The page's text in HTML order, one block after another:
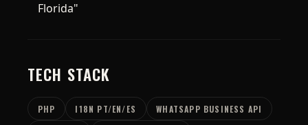
Florida"
TECH STACK
PHP I18N PT/EN/ES
WHATSAPP BUSINESS API